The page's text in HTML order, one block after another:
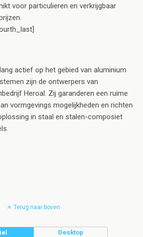
voor particulieren en verkrijgbaar
actief op het gebied van aluminium
zijn de ontwerpers van
Heroal. Zij garanderen een ruime
vormgevings mogelijkheden en richten
in staal en stalen-composiet
Terug naar boven
Desktop